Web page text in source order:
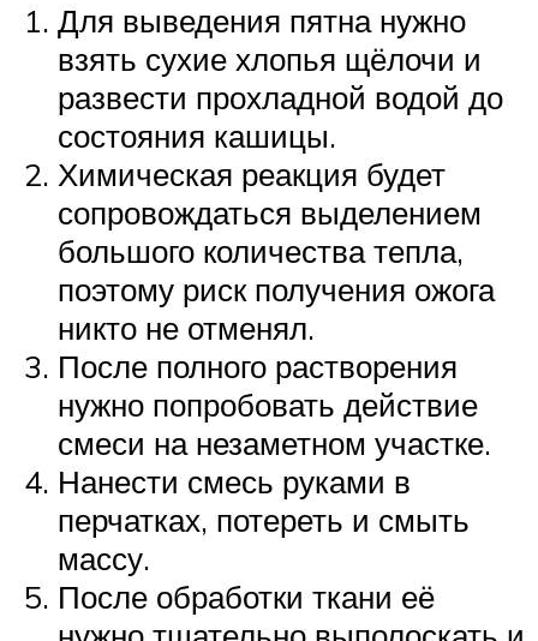
Для выведения пятна нужно
взять сухие хлопья щёлочи и
развести прохладной водой до
состояния кашицы.
Химическая реакция будет
сопровождаться выделением
большого количества тепла,
поэтому риск получения ожога
никто не отменял.
После полного растворения
нужно попробовать действие
смеси на незаметном участке.
Нанести смесь руками в
перчатках, потереть и смыть
массу.
После обработки ткани её